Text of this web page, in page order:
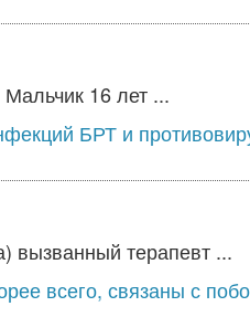
16 лет ...
БРТ и
вызванный терапевт ...
всего, связаны с